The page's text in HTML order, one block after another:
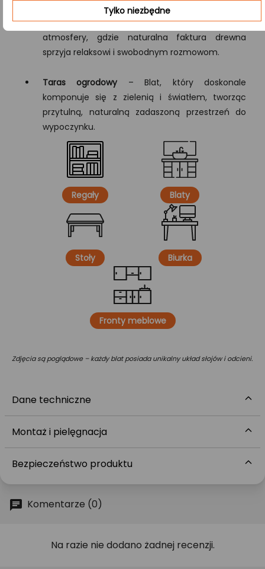
Kawiarnia– Idealny do tworzenia przyjaznej
atmosfery, gdzie naturalna faktura drewna
sprzyja relaksowi i swobodnym rozmowom.
Taras ogrodowy – Blat, który doskonale
komponuje się z zielenią i światłem, tworząc
przytulną, naturalną zadaszoną przestrzeń do
wypoczynku.
Regały Blaty
Stoły Biurka
Fronty meblowe
Zdjęcia są poglądowe – każdy blat posiada unikalny układ słojów i odcieni.
Dane techniczne
Montaż i pielęgnacja
Bezpieczeństwo produktu
Komentarze (0)
Na razie nie dodano żadnej recenzji.
Tylko niezbędne